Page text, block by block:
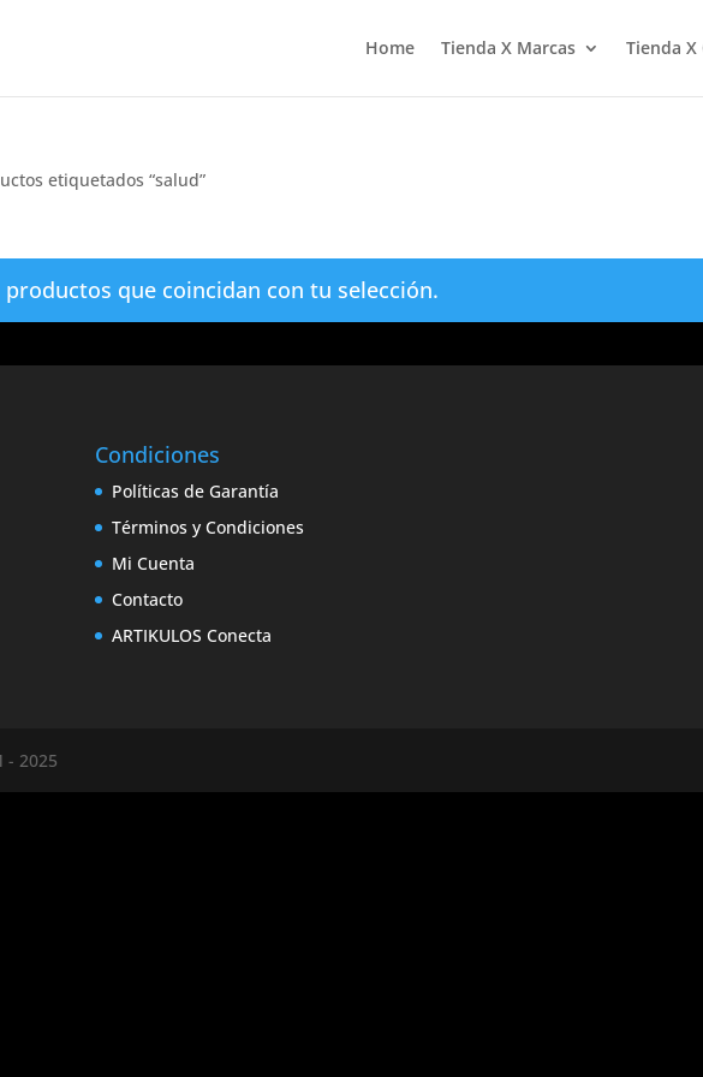
Home Tienda X Marcas Tienda X
etiquetados “salud”
que coincidan con tu selección.
Condiciones
Políticas de Garantía
Términos y Condiciones
Mi Cuenta
Contacto
ARTIKULOS Conecta
- 2025